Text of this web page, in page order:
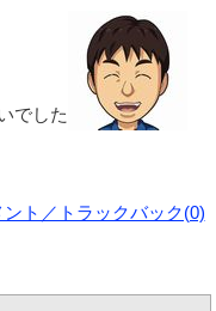
でした
ント／トラックバック(0)